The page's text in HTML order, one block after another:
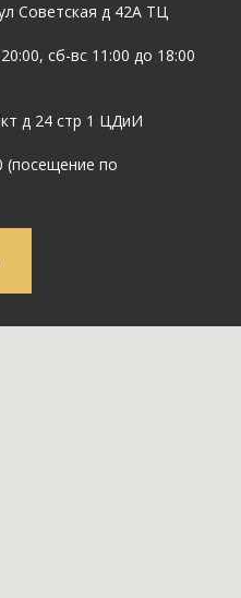
Cоветская д 42А ТЦ
сб-вс 11:00 до 18:00
д 24 стр 1 ЦДиИ
(посещение по